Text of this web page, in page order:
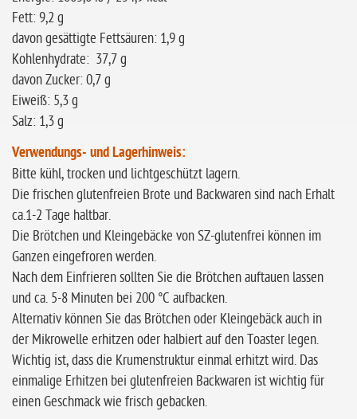
Fett: 9,2 g
davon gesättigte Fettsäuren: 1,9 g
Kohlenhydrate: 37,7 g
davon Zucker: 0,7 g
Eiweiß: 5,3 g
Salz: 1,3 g
Verwendungs- und Lagerhinweis:
Bitte kühl, trocken und lichtgeschützt lagern.
Die frischen glutenfreien Brote und Backwaren sind nach Erhalt
ca.1-2 Tage haltbar.
Die Brötchen und Kleingebäcke von SZ-glutenfrei können im
Ganzen eingefroren werden.
Nach dem Einfrieren sollten Sie die Brötchen auftauen lassen
und ca. 5-8 Minuten bei 200 °C aufbacken.
Alternativ können Sie das Brötchen oder Kleingebäck auch in
der Mikrowelle erhitzen oder halbiert auf den Toaster legen.
Wichtig ist, dass die Krumenstruktur einmal erhitzt wird. Das
einmalige Erhitzen bei glutenfreien Backwaren ist wichtig für
einen Geschmack wie frisch gebacken.